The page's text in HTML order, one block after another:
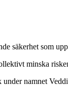
säkerhet som
minska
under namnet